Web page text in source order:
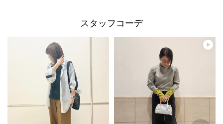
スタッフコーデ